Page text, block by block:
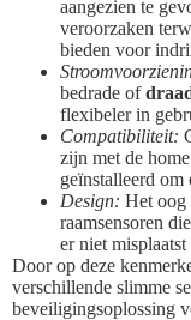
aangezien te
veroorzaken
bieden voor
bedrade of
flexibeler in
Compatibiliteit:
zijn met de
geïnstalleerd om
Design: Het oog
raamsensoren
er niet
Door op deze
verschillende slimme
beveiligingsoplossing